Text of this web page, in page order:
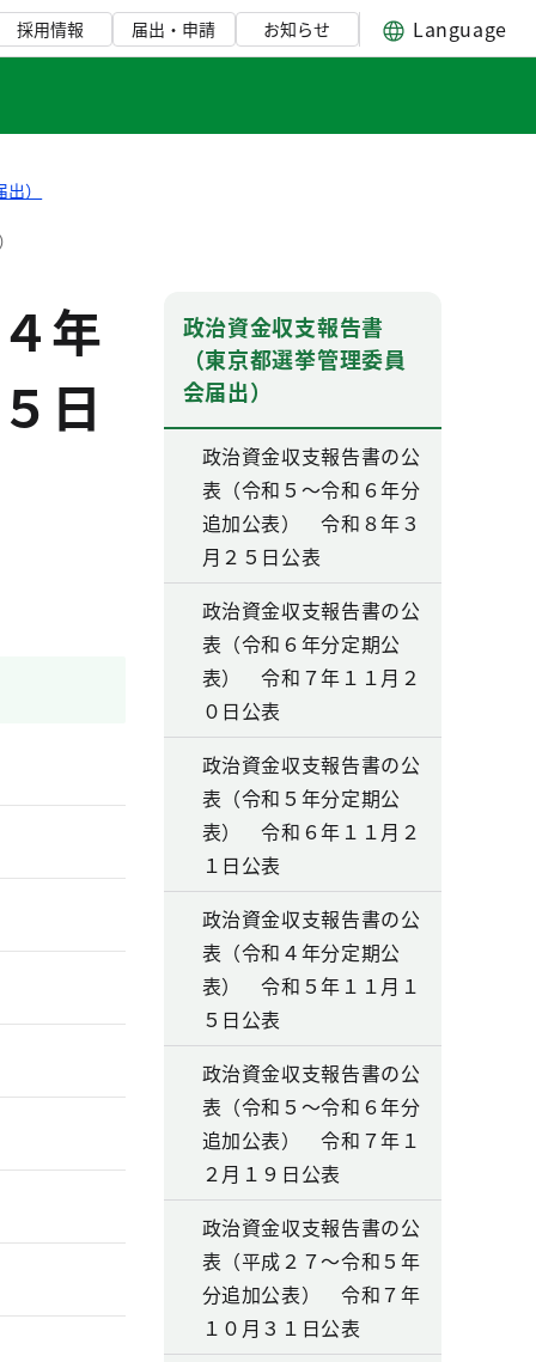
採用情報 届出・申請 お知らせ Language
）
年
日
政治資金収支報告書
（東京都選挙管理委員
会届出）
政治資金収支報告書の公
表（令和５～令和６年分
追加公表） 令和８年３
月２５日公表
政治資金収支報告書の公
表（令和６年分定期公
表） 令和７年１１月２
０日公表
政治資金収支報告書の公
表（令和５年分定期公
表） 令和６年１１月２
１日公表
政治資金収支報告書の公
表（令和４年分定期公
表） 令和５年１１月１
５日公表
政治資金収支報告書の公
表（令和５～令和６年分
追加公表） 令和７年１
２月１９日公表
政治資金収支報告書の公
表（平成２７～令和５年
分追加公表） 令和７年
１０月３１日公表